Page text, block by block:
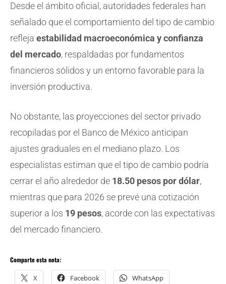
Desde el ámbito oficial, autoridades federales han
señalado que el comportamiento del tipo de cambio
refleja estabilidad macroeconómica y confianza
del mercado, respaldadas por fundamentos
financieros sólidos y un entorno favorable para la
inversión productiva.
No obstante, las proyecciones del sector privado
recopiladas por el Banco de México anticipan
ajustes graduales en el mediano plazo. Los
especialistas estiman que el tipo de cambio podría
cerrar el año alrededor de 18.50 pesos por dólar,
mientras que para 2026 se prevé una cotización
superior a los 19 pesos, acorde con las expectativas
del mercado financiero.
Comparte esta nota:
X Facebook WhatsApp